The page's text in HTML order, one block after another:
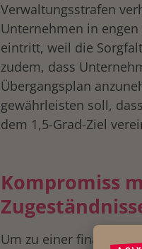
Verwaltungsstrafen
Unternehmen in
eintritt, weil die
zudem, dass
Übergangsplan
gewährleisten soll,
dem 1,5-Grad-Ziel
Kompromiss
Um zu einer finalen